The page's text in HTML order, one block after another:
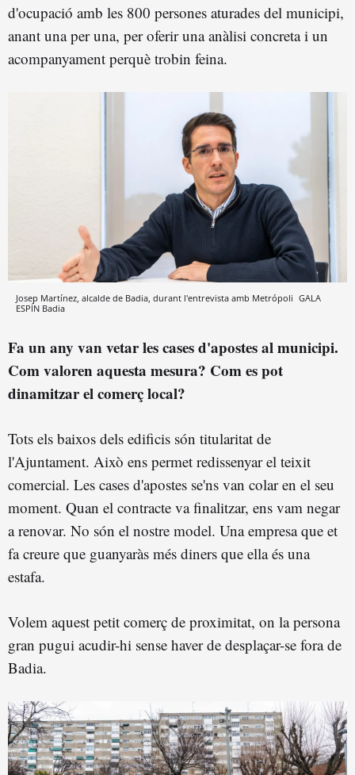
d'ocupació amb les 800 persones aturades del municipi,
anant una per una, per oferir una anàlisi concreta i un
acompanyament perquè trobin feina.
Josep Martínez, alcalde de Badia, durant l'entrevista amb Metrópoli GALA
ESPÍN Badia
Fa un any van vetar les cases d'apostes al municipi.
Com valoren aquesta mesura? Com es pot
dinamitzar el comerç local?
Tots els baixos dels edificis són titularitat de
l'Ajuntament. Això ens permet redissenyar el teixit
comercial. Les cases d'apostes se'ns van colar en el seu
moment. Quan el contracte va finalitzar, ens vam negar
a renovar. No són el nostre model. Una empresa que et
fa creure que guanyaràs més diners que ella és una
estafa.
Volem aquest petit comerç de proximitat, on la persona
gran pugui acudir-hi sense haver de desplaçar-se fora de
Badia.